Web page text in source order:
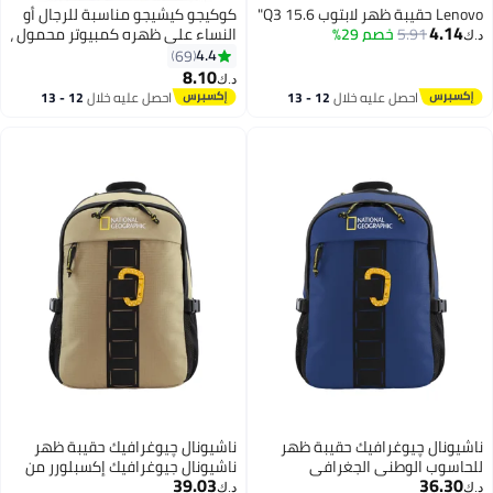
Lenovo حقيبة ظهر لابتوب Q3 15.6"
د.ك‏4.14
5.91خصم 29%
احصل عليه خلال 12 - 13
كوكيجو كيشيجو مناسبة للرجال أو
النساء على ظهره كمبيوتر محمول ،
حقيبة سفر للماء ، أنيقة خفيفة
الوزن ودائمة حقيبة مدرسية جامعة
تناسب 15.6 بوصة كمبيوتر محمول
الأعمال السفر مكافحة سرقة حقيبة
4.4
69
د.ك‏8.10
احصل عليه خلال 12 - 13
ناشيونال چيوغرافيك حقيبة ظهر
للحاسوب الوطني الجغرافي
المستكشف الثالث أزرق ملكي د.ك‏36.30
ناشيونال چيوغرافيك حقيبة ظهر
ناشيونال جيوغرافيك إكسبلورر من
للكمبيوتر، بيج، للرجال والنساء،
د.ك‏39.03